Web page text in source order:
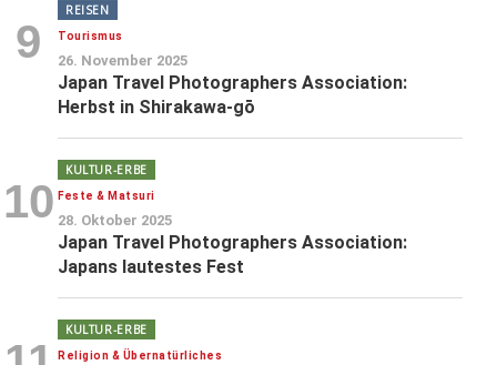
9
REISEN
Tourismus
26. November 2025
Japan Travel Photographers Association:
Herbst in Shirakawa-gō
10
KULTUR-ERBE
Feste & Matsuri
28. Oktober 2025
Japan Travel Photographers Association:
Japans lautestes Fest
KULTUR-ERBE
Religion & Übernatürliches